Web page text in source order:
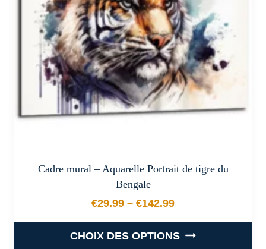
être
choisies
sur
la
page
du
produit
Cadre mural – Aquarelle Portrait de tigre du
Bengale
€29.99 – €142.99
Plage de prix : €29.99 à
CHOIX DES OPTIONS